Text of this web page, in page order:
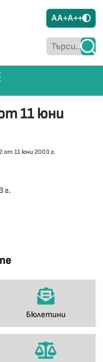
AA+A++
Бюлетини
11 юни
от 11 юни 2003 г.
г.